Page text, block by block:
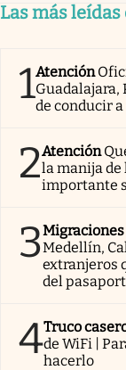
Las más
1Atención
Guadalajara,
de conducir
2Atención
la manija de
importante
3Migraciones
Medellín,
extranjeros
del
4Truco
de WiFi |
hacerlo